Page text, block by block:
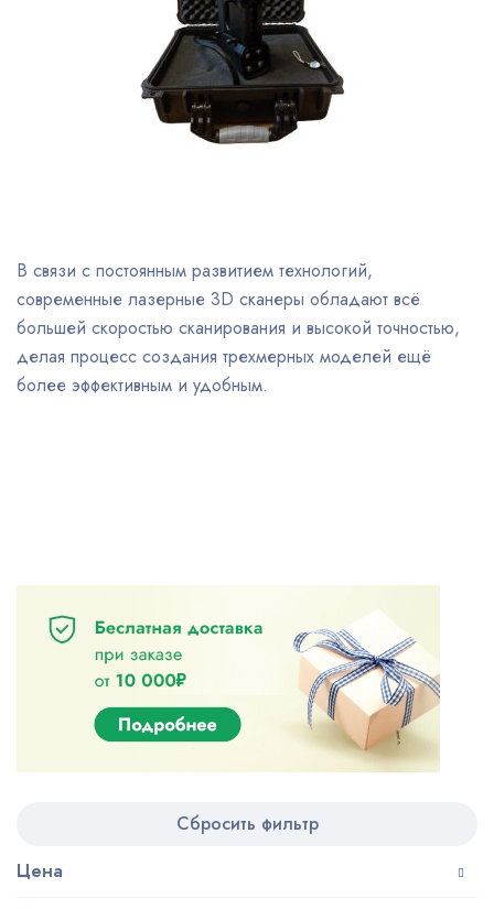
Сбросить фильтр
Цена
В связи с постоянным развитием технологий,
современные лазерные 3D сканеры обладают всё
большей скоростью сканирования и высокой точностью,
делая процесс создания трехмерных моделей ещё
более эффективным и удобным.